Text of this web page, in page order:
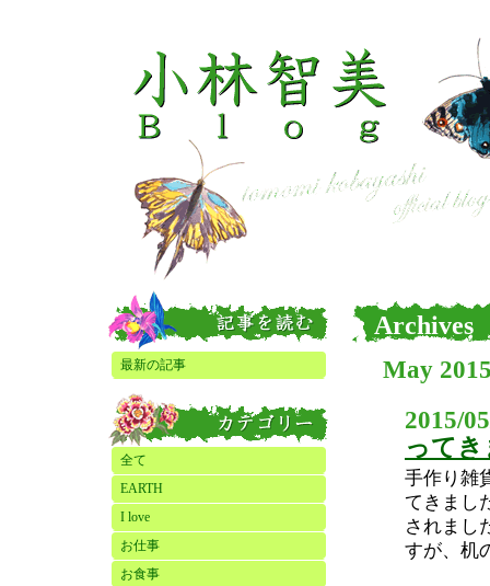
最新の記事
全て
EARTH
I love
お仕事
お食事
Archives
May
2015/
って
手作り雑
てきまし
されまし
すが、机